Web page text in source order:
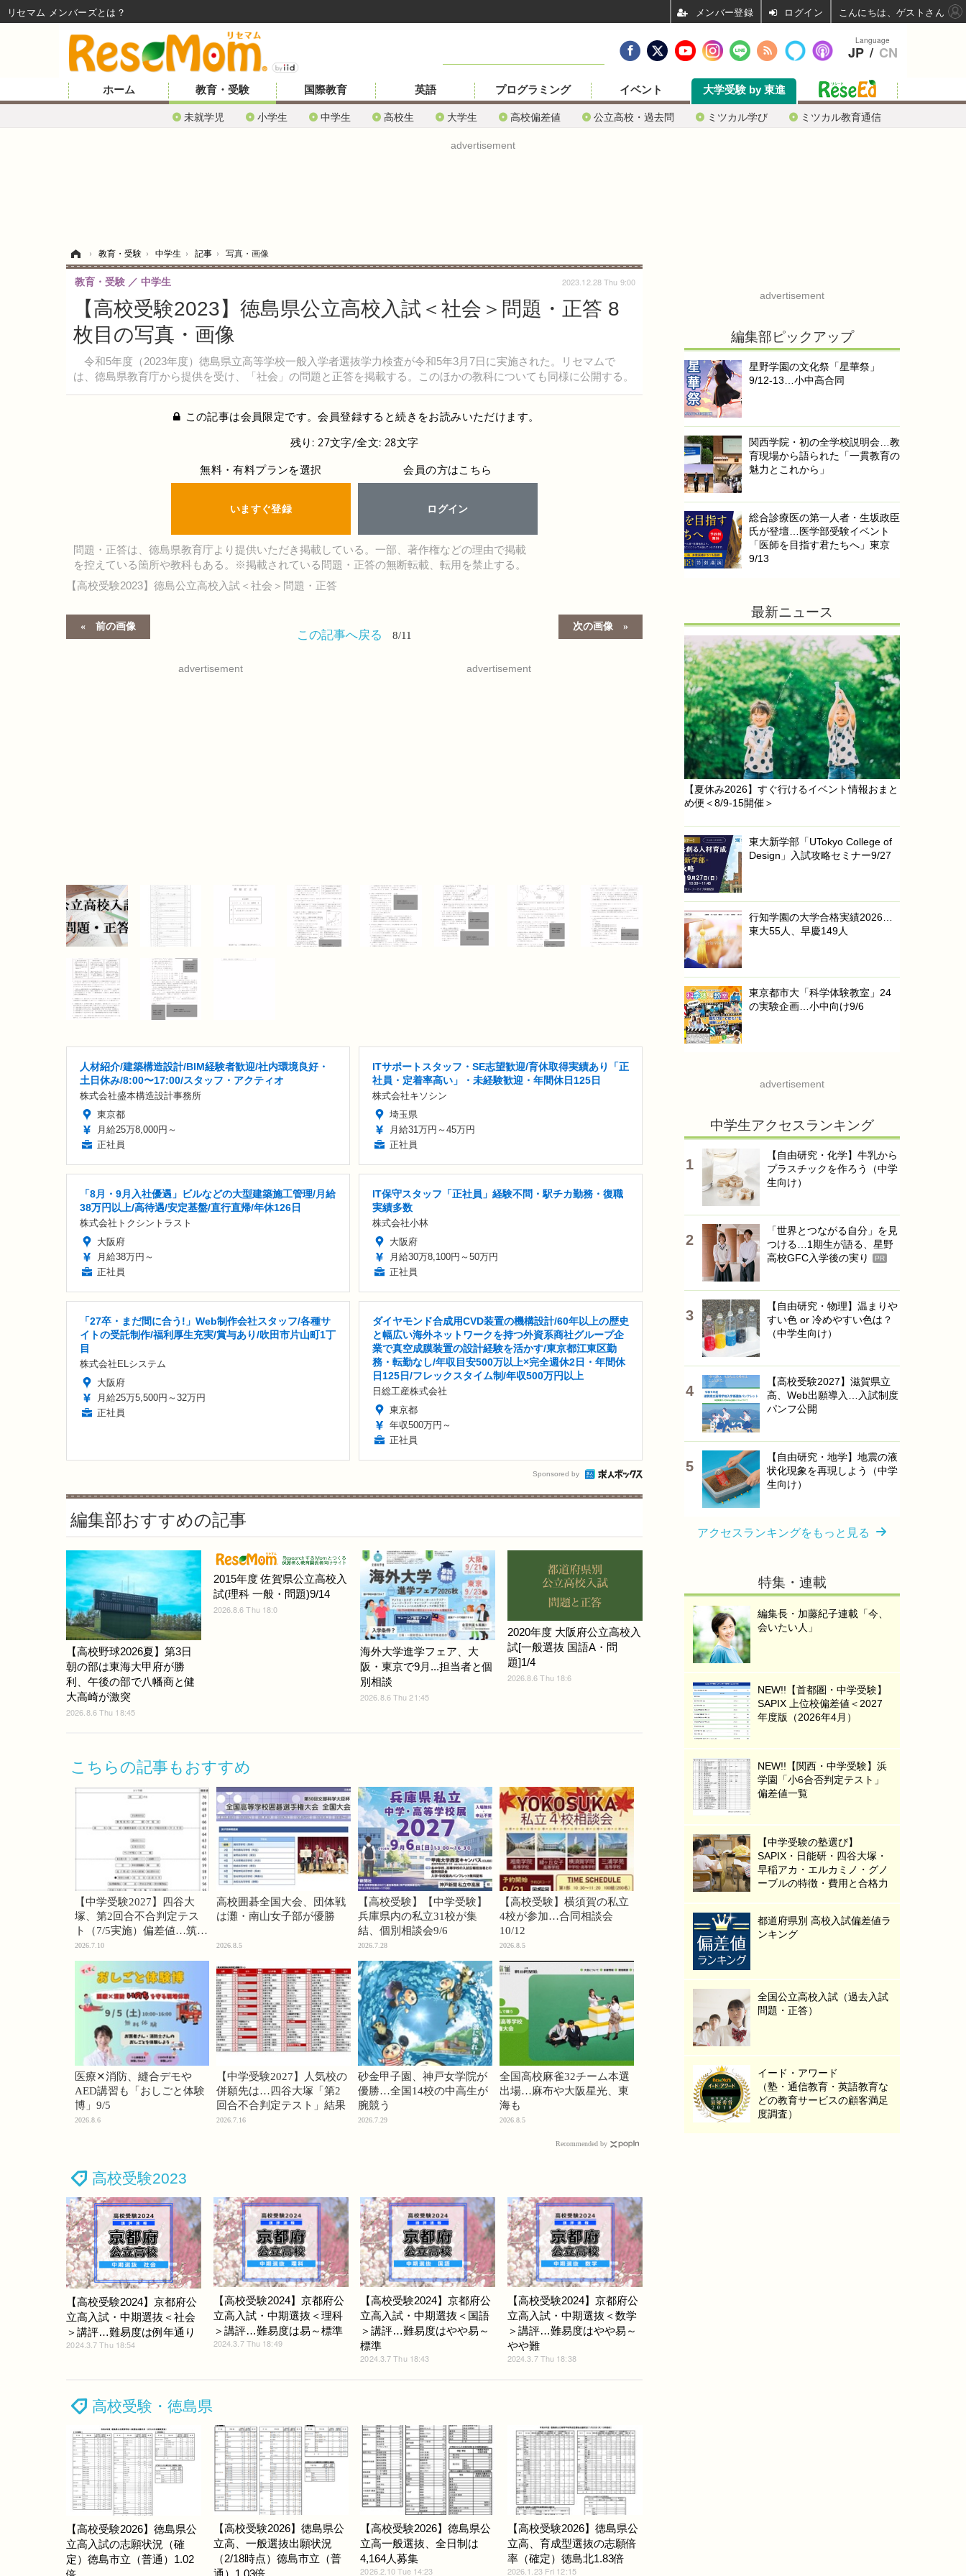
ホーム 教育・受験
未就学児 小学生 中学生 高校生 大学生 高校偏差値 公立高校・過去問 ミツカル学び ミツカル教育通信
国際教育 英語 プログラミング イベント 大学受験 by 東進
advertisement
› 教育・受験 › 中学生 › 記事 › 写真・画像
【高校受験2023】徳島県公立高校入試＜社会＞問題・正答 8
枚目の写真・画像
令和5年度（2023年度）徳島県立高等学校一般入学者選抜学力検査が令和5年3月7日に実施された。リセマムで
は、徳島県教育庁から提供を受け、「社会」の問題と正答を掲載する。このほかの教科についても同様に公開する。
教育・受験 中学生 2023.12.28 Thu 9:00
この記事は会員限定です。会員登録すると続きをお読みいただけます。
残り: 27文字/全文: 28文字
無料・有料プランを選択
いますぐ登録
会員の方はこちら
ログイン
問題・正答は、徳島県教育庁より提供いただき掲載している。一部、著作権などの理由で掲載
を控えている箇所や教科もある。※掲載されている問題・正答の無断転載、転用を禁止する。
【高校受験2023】徳島公立高校入試＜社会＞問題・正答
前の画像 次の画像
この記事へ戻る 8/11
advertisement advertisement
人材紹介/建築構造設計/BIM経験者歓迎/社内環境良好・
土日休み/8:00〜17:00/スタッフ・アクティオ
株式会社盛本構造設計事務所
東京都
月給25万8,000円～
正社員
ITサポートスタッフ・SE志望歓迎/育休取得実績あり「正
社員・定着率高い」・未経験歓迎・年間休日125日
株式会社キソシン
埼玉県
月給31万円～45万円
正社員
「8月・9月入社優遇」ビルなどの大型建築施工管理/月給
38万円以上/高待遇/安定基盤/直行直帰/年休126日
株式会社トクシントラスト
大阪府
月給38万円～
正社員
IT保守スタッフ「正社員」経験不問・駅チカ勤務・復職
実績多数
株式会社小林
大阪府
月給30万8,100円～50万円
正社員
「27卒・まだ間に合う!」Web制作会社スタッフ/各種サ
イトの受託制作/福利厚生充実/賞与あり/吹田市片山町1丁
目
株式会社ELシステム
大阪府
月給25万5,500円～32万円
正社員
ダイヤモンド合成用CVD装置の機構設計/60年以上の歴史
と幅広い海外ネットワークを持つ外資系商社グループ企
業で真空成膜装置の設計経験を活かす/東京都江東区勤
務・転勤なし/年収目安500万以上×完全週休2日・年間休
日125日/フレックスタイム制/年収500万円以上
日総工産株式会社
東京都
年収500万円～
正社員
Sponsored by
編集部おすすめの記事
【高校野球2026夏】第3日
朝の部は東海大甲府が勝
利、午後の部で八幡商と健
大高崎が激突
2026.8.6 Thu 18:45
2015年度 佐賀県公立高校入
試(理科 一般・問題)9/14
2026.8.6 Thu 18:0
海外大学進学フェア、大
阪・東京で9月...担当者と個
別相談
2026.8.6 Thu 21:45
2020年度 大阪府公立高校入
試[一般選抜 国語A・問
題]1/4
2026.8.6 Thu 18:6
こちらの記事もおすすめ
【中学受験2027】四谷大
塚、第2回合不合判定テス
ト（7/5実施）偏差値…筑駒
74・桜蔭70＜PR＞
2026.7.10
高校囲碁全国大会、団体戦
は灘・南山女子部が優勝
2026.8.5
【高校受験】【中学受験】
兵庫県内の私立31校が集
結、個別相談会9/6
2026.7.28
【高校受験】横須賀の私立
4校が参加…合同相談会
10/12
2026.8.5
医療✕消防、縫合デモや
AED講習も「おしごと体験
博」9/5
2026.8.6
【中学受験2027】人気校の
併願先は…四谷大塚「第2
回合不合判定テスト」結果
2026.7.16
砂金甲子園、神戸女学院が
優勝…全国14校の中高生が
腕競う
2026.7.29
全国高校麻雀32チーム本選
出場…麻布や大阪星光、東
海も
2026.8.5
Recommended by
高校受験2023
【高校受験2024】京都府公
立高入試・中期選抜＜社会
＞講評…難易度は例年通り
2024.3.7 Thu 18:54
【高校受験2024】京都府公
立高入試・中期選抜＜理科
＞講評…難易度は易～標準
2024.3.7 Thu 18:49
【高校受験2024】京都府公
立高入試・中期選抜＜国語
＞講評…難易度はやや易～
標準
2024.3.7 Thu 18:43
【高校受験2024】京都府公
立高入試・中期選抜＜数学
＞講評…難易度はやや易～
やや難
2024.3.7 Thu 18:38
高校受験・徳島県
【高校受験2026】徳島県公
立高入試の志願状況（確
定）徳島市立（普通）1.02
【高校受験2026】徳島県公
立高、一般選抜出願状況
（2/18時点）徳島市立（普
通）1.03倍
【高校受験2026】徳島県公
立高一般選抜、全日制は
4,164人募集
2026.2.10 Tue 14:23
【高校受験2026】徳島県公
立高、育成型選抜の志願倍
率（確定）徳島北1.83倍
2026.1.23 Fri 12:15
advertisement
編集部ピックアップ
星野学園の文化祭「星華祭」
9/12-13…小中高合同
関西学院・初の全学校説明会…教
育現場から語られた「一貫教育の
魅力とこれから」
総合診療医の第一人者・生坂政臣
氏が登壇…医学部受験イベント
「医師を目指す君たちへ」東京
9/13
最新ニュース
【夏休み2026】すぐ行けるイベント情報おまと
め便＜8/9-15開催＞
東大新学部「UTokyo College of
Design」入試攻略セミナー9/27
行知学園の大学合格実績2026…
東大55人、早慶149人
東京都市大「科学体験教室」24
の実験企画…小中向け9/6
advertisement
中学生アクセスランキング
【自由研究・化学】牛乳から
プラスチックを作ろう（中学
生向け）
「世界とつながる自分」を見
つける…1期生が語る、星野
高校GFC入学後の実り
PR
【自由研究・物理】温まりや
すい色 or 冷めやすい色は？
（中学生向け）
【高校受験2027】滋賀県立
高、Web出願導入…入試制度
パンフ公開
【自由研究・地学】地震の液
状化現象を再現しよう（中学
生向け）
アクセスランキングをもっと見る
特集・連載
編集長・加藤紀子連載「今、
会いたい人」
NEW!!【首都圏・中学受験】
SAPIX 上位校偏差値＜2027
年度版（2026年4月）
NEW!!【関西・中学受験】浜
学園「小6合否判定テスト」
偏差値一覧
【中学受験の塾選び】
SAPIX・日能研・四谷大塚・
早稲アカ・エルカミノ・グノ
ーブルの特徴・費用と合格力
都道府県別 高校入試偏差値ラ
ンキング
全国公立高校入試（過去入試
問題・正答）
イード・アワード
（塾・通信教育・英語教育な
どの教育サービスの顧客満足
度調査）
Language
JP / CN
リセマム メンバーズ ログイン こんにちは、ゲストさん